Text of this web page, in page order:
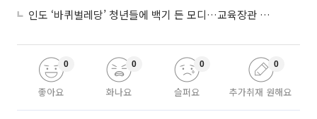
인도 ‘바퀴벌레당’ 청년들에 백기 든 모디…교육장관 사퇴
좋아요
0
화나요
0
슬퍼요
0
추가취재 원해요
0